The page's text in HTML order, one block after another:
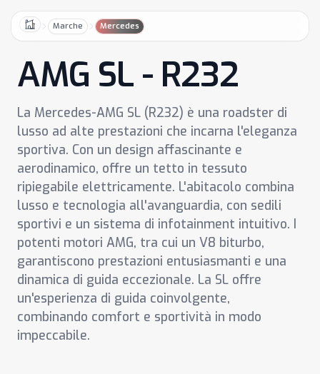
HomeMarche Mercedes
AMG SL - R232
La Mercedes-AMG SL (R232) è una roadster di
lusso ad alte prestazioni che incarna l'eleganza
sportiva. Con un design affascinante e
aerodinamico, offre un tetto in tessuto
ripiegabile elettricamente. L'abitacolo combina
lusso e tecnologia all'avanguardia, con sedili
sportivi e un sistema di infotainment intuitivo. I
potenti motori AMG, tra cui un V8 biturbo,
garantiscono prestazioni entusiasmanti e una
dinamica di guida eccezionale. La SL offre
un'esperienza di guida coinvolgente,
combinando comfort e sportività in modo
impeccabile.